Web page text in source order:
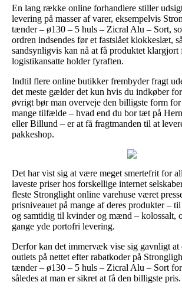
En lang række online forhandlere stiller
levering på masser af varer, eksempelvis
tænder – ø130 – 5 huls – Zicral Alu – Sort,
ordren indsendes før et fastslået klokkeslæt,
sandsynligvis kan nå at få produktet klargjort
logistikansatte holder fyraften.
Indtil flere online butikker frembyder fragt
det meste gælder det kun hvis du indkøber
øvrigt bør man overveje den billigste form
mange tilfælde – hvad end du bor tæt på
eller Billund – er at få fragtmanden til at
pakkeshop.
Det har vist sig at være meget smertefrit for
laveste priser hos forskellige internet
fleste Stronglight online varehuse været
prisniveauet på mange af deres produkter –
og samtidig til kvinder og mænd – kolossalt,
gange yde portofri levering.
Derfor kan det immervæk vise sig gavnligt at
outlets på nettet efter rabatkoder på
tænder – ø130 – 5 huls – Zicral Alu – Sort
således at man er sikret at få den billigste pris.